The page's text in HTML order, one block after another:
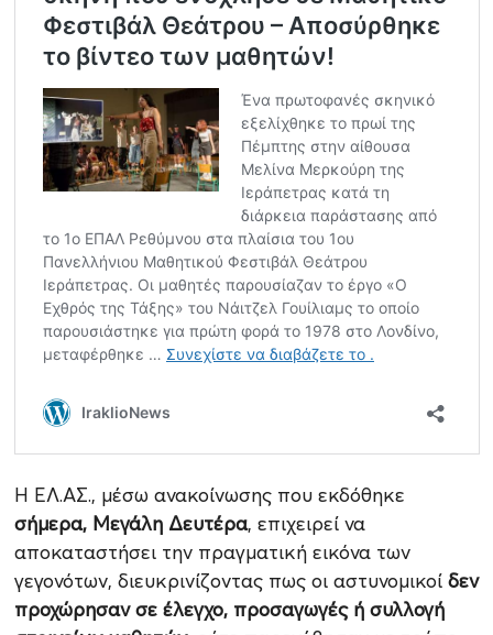
Η ΕΛ.ΑΣ., μέσω ανακοίνωσης που εκδόθηκε
σήμερα, Μεγάλη Δευτέρα, επιχειρεί να
αποκαταστήσει την πραγματική εικόνα των
γεγονότων, διευκρινίζοντας πως οι αστυνομικοί δεν
προχώρησαν σε έλεγχο, προσαγωγές ή συλλογή